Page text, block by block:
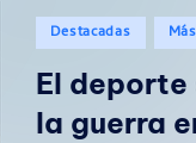
Publicado
en
Destacadas
El deporte
la guerra